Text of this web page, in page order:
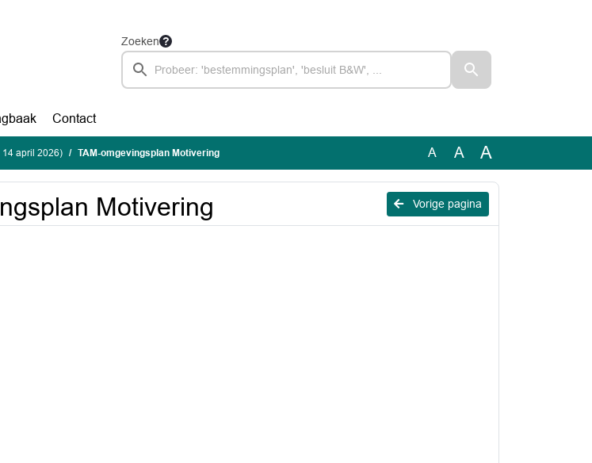
Zoeken
Contact
14 april 2026) TAM-omgevingsplan Motivering A A A
Vorige pagina
Motivering